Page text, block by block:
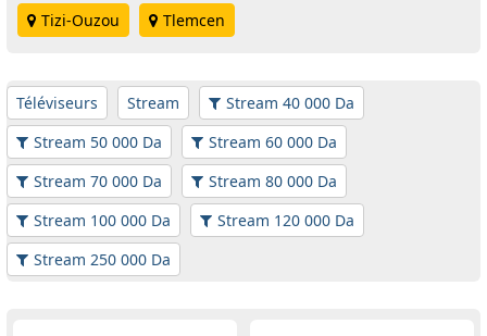
Tizi-Ouzou Tlemcen
Téléviseurs Stream
Stream 40 000 Da
Stream 50 000 Da
Stream 60 000 Da
Stream 70 000 Da
Stream 80 000 Da
Stream 100 000 Da
Stream 120 000 Da
Stream 250 000 Da